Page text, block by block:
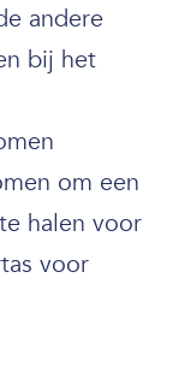
andere
bij het
om een
halen voor
voor